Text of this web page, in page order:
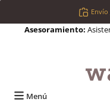
Saltar al contenido principal
Asesoramiento:
Menú